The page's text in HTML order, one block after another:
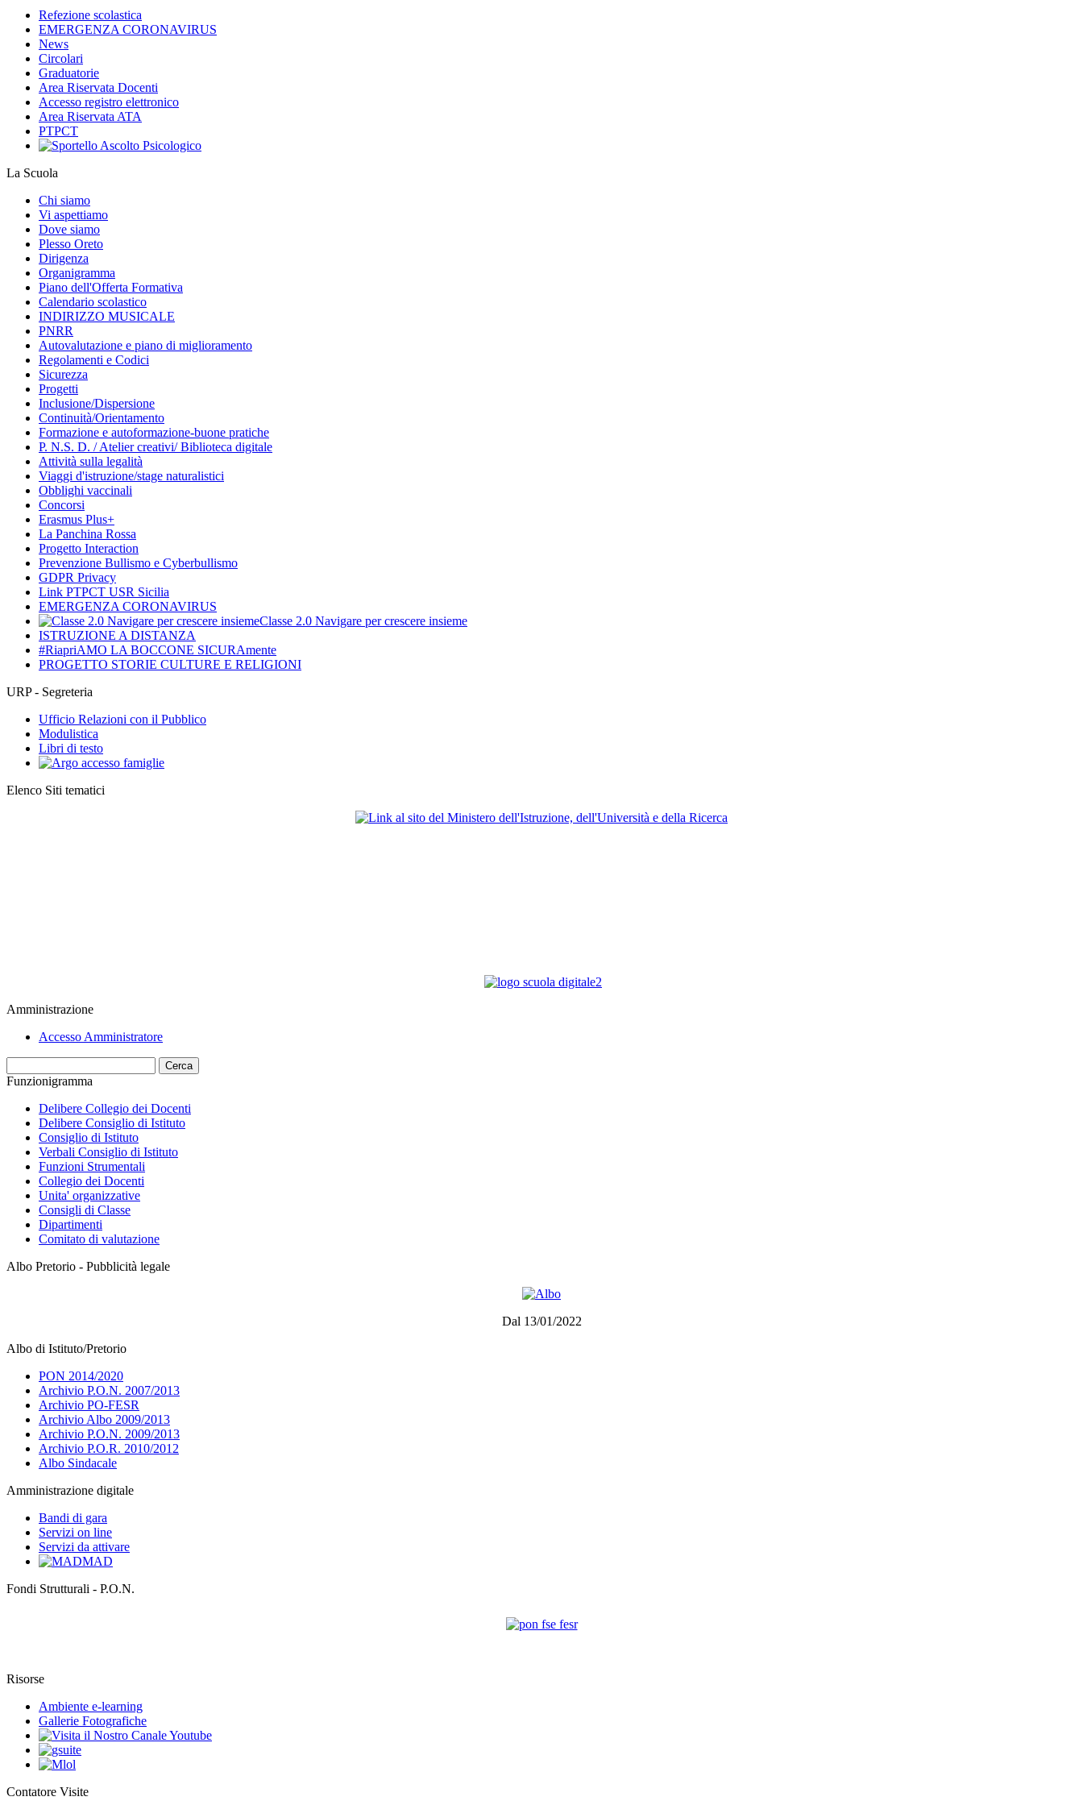
Refezione scolastica
EMERGENZA CORONAVIRUS
News
Circolari
Graduatorie
Area Riservata Docenti
Accesso registro elettronico
Area Riservata ATA
PTPCT
La Scuola
Chi siamo
Vi aspettiamo
Dove siamo
Plesso Oreto
Dirigenza
Organigramma
Piano dell'Offerta Formativa
Calendario scolastico
INDIRIZZO MUSICALE
PNRR
Autovalutazione e piano di miglioramento
Regolamenti e Codici
Sicurezza
Progetti
Inclusione/Dispersione
Continuità/Orientamento
Formazione e autoformazione-buone pratiche
P. N.S. D. / Atelier creativi/ Biblioteca digitale
Attività sulla legalità
Viaggi d'istruzione/stage naturalistici
Obblighi vaccinali
Concorsi
Erasmus Plus+
La Panchina Rossa
Progetto Interaction
Prevenzione Bullismo e Cyberbullismo
GDPR Privacy
Link PTPCT USR Sicilia
EMERGENZA CORONAVIRUS
Classe 2.0 Navigare per crescere insieme
ISTRUZIONE A DISTANZA
#RiapriAMO LA BOCCONE SICURAmente
PROGETTO STORIE CULTURE E RELIGIONI
URP - Segreteria
Ufficio Relazioni con il Pubblico
Modulistica
Libri di testo
Elenco Siti tematici
Amministrazione
Accesso Amministratore
Cerca
Funzionigramma
Delibere Collegio dei Docenti
Delibere Consiglio di Istituto
Consiglio di Istituto
Verbali Consiglio di Istituto
Funzioni Strumentali
Collegio dei Docenti
Unita' organizzative
Consigli di Classe
Dipartimenti
Comitato di valutazione
Albo Pretorio - Pubblicità legale
Dal 13/01/2022
Albo di Istituto/Pretorio
PON 2014/2020
Archivio P.O.N. 2007/2013
Archivio PO-FESR
Archivio Albo 2009/2013
Archivio P.O.N. 2009/2013
Archivio P.O.R. 2010/2012
Albo Sindacale
Amministrazione digitale
Bandi di gara
Servizi on line
Servizi da attivare
MAD
Fondi Strutturali - P.O.N.
Risorse
Ambiente e-learning
Gallerie Fotografiche
Contatore Visite